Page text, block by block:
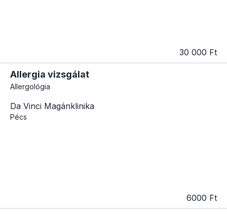
30 000 Ft
Allergia vizsgálat
Allergológia
Da Vinci Magánklinika
Pécs
6000 Ft